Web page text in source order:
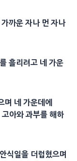
까운 자나 먼 자나
흘리려고 네 가운
며 네 가운데에
아와 과부를 해하
식일을 더럽혔으며